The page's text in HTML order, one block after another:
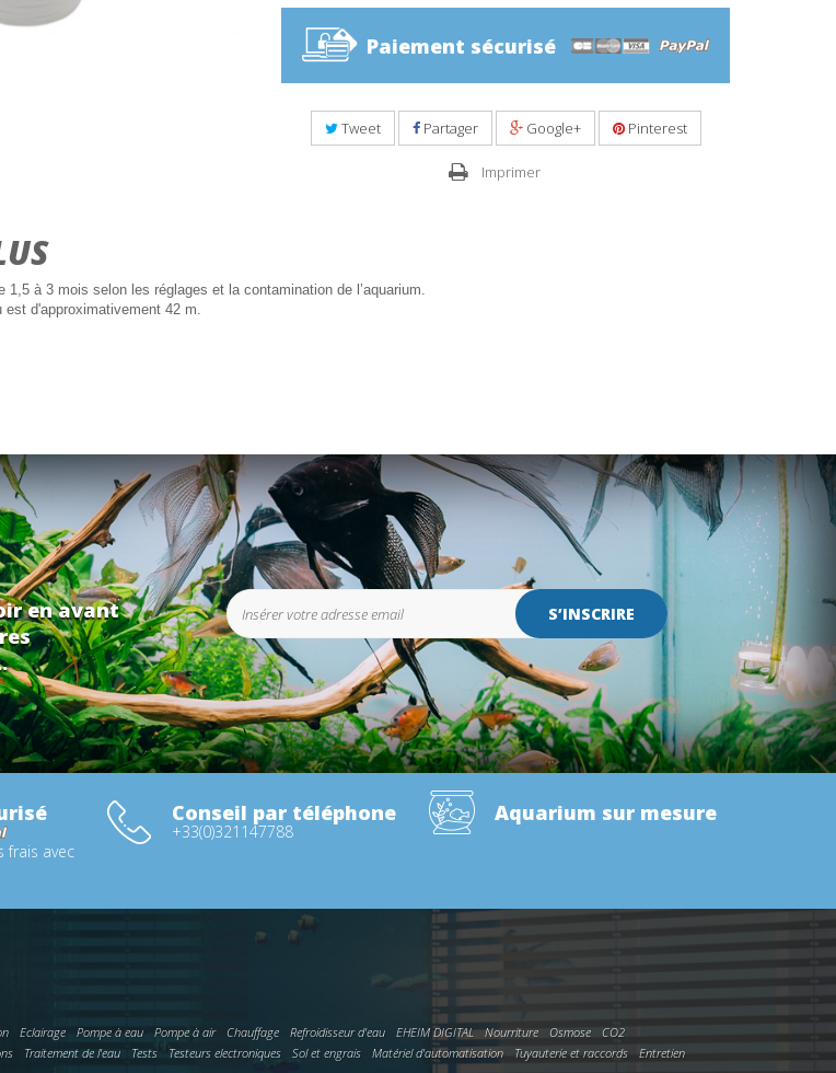
Paiement sécurisé
Tweet Partager Google+ Pinterest
Imprimer
1,5 à 3 mois selon les réglages et la contamination de l’aquarium.
est d'approximativement 42 m.
en avant
S’INSCRIRE
frais avec
Conseil par téléphone
+33(0)321147788
Aquarium sur mesure
Eclairage Pompe à eau Pompe à air Chauffage Refroidisseur d'eau EHEIM DIGITAL Nourriture Osmose
CO2
Traitement de l'eau Tests Testeurs electroniques Sol et engrais Matériel d'automatisation Tuyauterie et raccords
Entretien